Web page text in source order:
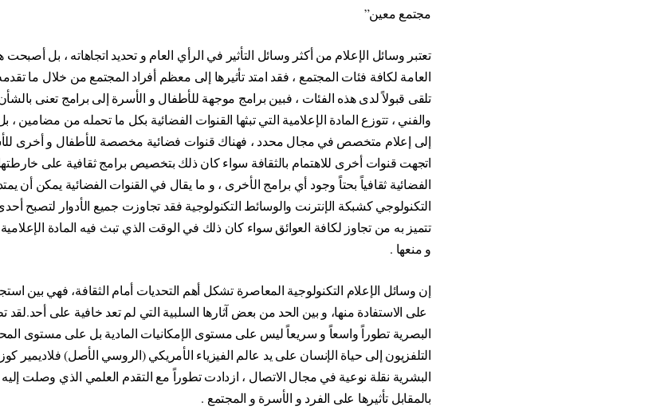
مجتمع معين”
تعتبر وسائل الإعلام من أكثر وسائل التأثير في الرأي العام و تحديد اتجاهاته ، بل
العامة لكافة فئات المجتمع ، فقد امتد تأثيرها إلى معظم أفراد المجتمع من خلال ما
تلقى قبولاً لدى هذه الفئات ، فبين برامج موجهة للأطفال و الأسرة إلى برامج تعنى
والفني ، تتوزع المادة الإعلامية التي تبثها القنوات الفضائية بكل ما تحمله من
إلى إعلام متخصص في مجال محدد ، فهناك قنوات فضائية مخصصة للأطفال و أخرى
اتجهت قنوات أخرى للاهتمام بالثقافة سواء كان ذلك بتخصيص برامج ثقافية على خارطتها
الفضائية ثقافياً بحتاً وجود أي برامج الأخرى ، و ما يقال في القنوات الفضائية يمكن أن
التكنولوجي كشبكة الإنترنت والوسائط التكنولوجية فقد تجاوزت جميع الأدوار لتصبح
تتميز به من تجاوز لكافة العوائق سواء كان ذلك في الوقت الذي تبث فيه المادة الإعلامية
و منعها .
إن وسائل الإعلام التكنولوجية المعاصرة تشكل أهم التحديات أمام الثقافة، فهي بين
على الاستفادة منها، و بين الحد من بعض آثارها السلبية التي لم تعد خافية على أحد.لقد
البصرية تطوراً واسعاً و سريعاً ليس على مستوى الإمكانيات المادية بل على مستوى
البشرية نقلة نوعية في مجال الاتصال ، ازدادت تطوراً مع التقدم العلمي الذي وصلت
بالمقابل تأثيرها على الفرد و الأسرة و المجتمع .